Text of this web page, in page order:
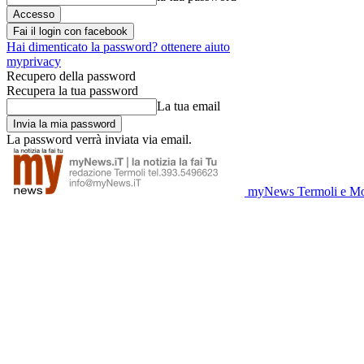
Fai il login con facebook
Hai dimenticato la password? ottenere aiuto
myprivacy
Recupero della password
Recupera la tua password
La tua email
La password verrà inviata via email.
myNews Termoli e